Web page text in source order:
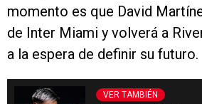
momento es que David
de Inter Miami y volverá a
a la espera de definir su futuro.
VER TAMBIÉN